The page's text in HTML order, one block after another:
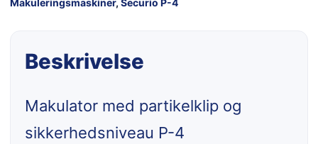
Makuleringsmaskiner, Securio P-4
Beskrivelse
Makulator med partikelklip og
sikkerhedsniveau P-4